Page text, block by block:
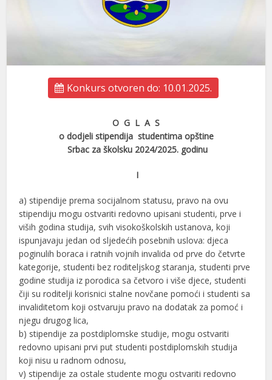
Konkurs otvoren do: 10.01.2025.
O G L A S
o dodjeli stipendija studentima opštine
Srbac za školsku 2024/2025. godinu
I
a) stipendije prema socijalnom statusu, pravo na ovu
stipendiju mogu ostvariti redovno upisani studenti, prve i
viših godina studija, svih visokoškolskih ustanova, koji
ispunjavaju jedan od sljedećih posebnih uslova: djeca
poginulih boraca i ratnih vojnih invalida od prve do četvrte
kategorije, studenti bez roditeljskog staranja, studenti prve
godine studija iz porodica sa četvoro i više djece, studenti
čiji su roditelji korisnici stalne novčane pomoći i studenti sa
invaliditetom koji ostvaruju pravo na dodatak za pomoć i
njegu drugog lica,
b) stipendije za postdiplomske studije, mogu ostvariti
redovno upisani prvi put studenti postdiplomskih studija
koji nisu u radnom odnosu,
v) stipendije za ostale studente mogu ostvariti redovno